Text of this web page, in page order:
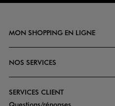
MON SHOPPING EN LIGNE
NOS SERVICES
SERVICES CLIENT